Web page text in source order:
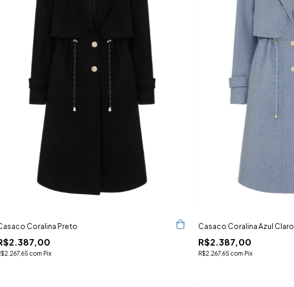
Coralina Preto
com Pix
Casaco Coralina Azul Claro
R$2.387,00
R$2.267,65 com Pix